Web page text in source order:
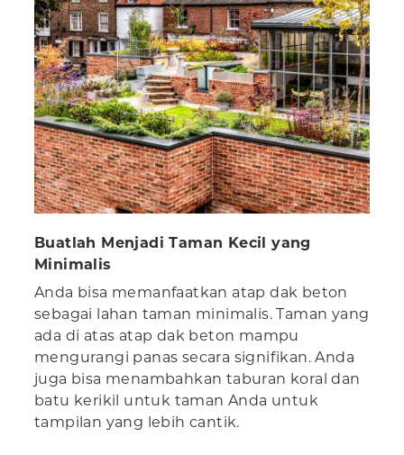
Buatlah Menjadi Taman Kecil yang
Minimalis
Anda bisa memanfaatkan atap dak beton
sebagai lahan taman minimalis. Taman yang
ada di atas atap dak beton mampu
mengurangi panas secara signifikan. Anda
juga bisa menambahkan taburan koral dan
batu kerikil untuk taman Anda untuk
tampilan yang lebih cantik.